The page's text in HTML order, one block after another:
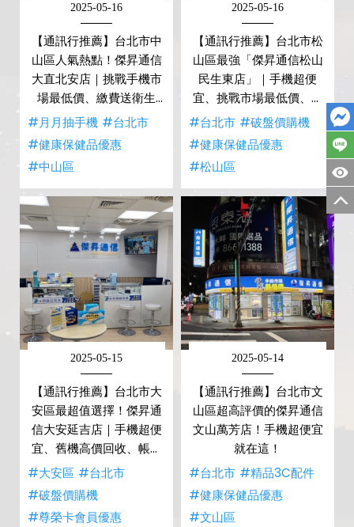
2025-05-16
【通訊行推薦】台北市中
山區人氣熱點！傑昇通信
大直北安店｜挑戰手機市
場最低價、繳費送衛生
紙、超多客戶五星好評
#月月抽手機 #台北市
#健康保健品優惠
#中山區
2025-05-16
【通訊行推薦】台北市松
山區最強「傑昇通信松山
民生東店」｜手機超便
宜、挑戰市場最低價、消
費抽手機
#台北市 #破盤價購機
#健康保健品優惠
#松山區
2025-05-15
【通訊行推薦】台北市大
安區最超值選擇！傑昇通
信大安延吉店｜手機超便
宜、舊機高價回收、帳單
繳費送衛生紙
#大安區 #台北市
#破盤價購機
#尊榮卡會員優惠
2025-05-14
【通訊行推薦】台北市文
山區超高評價的傑昇通信
文山萬芳店！手機超便宜
就在這！
#台北市 #精品3C配件
#健康保健品優惠
#文山區